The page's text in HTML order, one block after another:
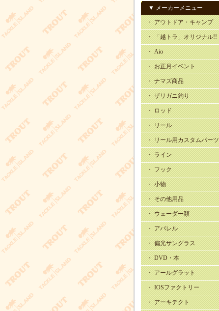
▼ メーカーメニュー
・ アウトドア・キャンプ
・ 「越トラ」オリジナル!!
・ Aio
・ お正月イベント
・ ナマズ商品
・ ザリガニ釣り
・ ロッド
・ リール
・ リール用カスタムパーツ
・ ライン
・ フック
・ 小物
・ その他用品
・ ウェーダー類
・ アパレル
・ 偏光サングラス
・ DVD・本
・ アールグラット
・ IOSファクトリー
・ アーキテクト